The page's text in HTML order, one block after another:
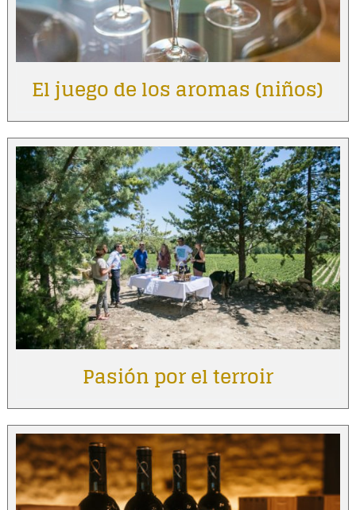
El juego de los aromas (niños)
Pasión por el terroir